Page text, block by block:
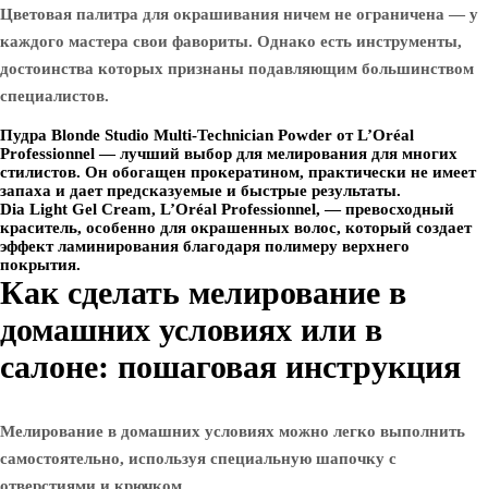
Цветовая палитра для окрашивания ничем не ограничена — у
каждого мастера свои фавориты. Однако есть инструменты,
достоинства которых признаны подавляющим большинством
специалистов.
Пудра Blonde Studio Multi-Technician Powder от L’Oréal
Professionnel — лучший выбор для мелирования для многих
стилистов. Он обогащен прокератином, практически не имеет
запаха и дает предсказуемые и быстрые результаты.
Dia Light Gel Cream, L’Oréal Professionnel, — превосходный
краситель, особенно для окрашенных волос, который создает
эффект ламинирования благодаря полимеру верхнего
покрытия.
Как сделать мелирование в
домашних условиях или в
салоне: пошаговая инструкция
Мелирование в домашних условиях можно легко выполнить
самостоятельно, используя специальную шапочку с